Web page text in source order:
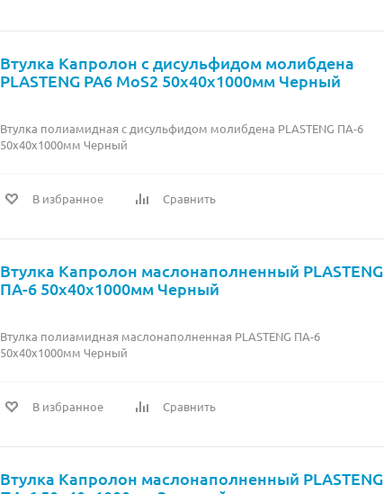
Втулка Капролон c дисульфидом молибдена
PLASTENG PA6 MoS2 50х40х1000мм Черный
Втулка полиамидная c дисульфидом молибдена PLASTENG ПА-6
50х40х1000мм Черный
В избранное Сравнить
Втулка Капролон маслонаполненный PLASTENG
ПА-6 50х40х1000мм Черный
Втулка полиамидная маслонаполненная PLASTENG ПА-6
50х40х1000мм Черный
В избранное Сравнить
Втулка Капролон маслонаполненный PLASTENG